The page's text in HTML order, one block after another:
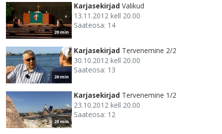
20 min
Karjasekirjad Valikud
13.11.2012 kell 20.00
Saateosa: 14
20 min
Karjasekirjad Tervenemine 2/2
30.10.2012 kell 20.00
Saateosa: 13
20 min
Karjasekirjad Tervenemine 1/2
23.10.2012 kell 20.00
Saateosa: 12